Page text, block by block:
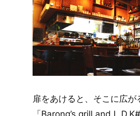
扉をあけると、そこに広が
「Barong’s grill and